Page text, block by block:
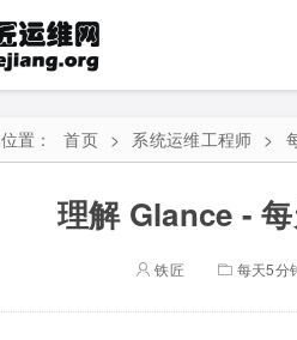
置： 首页 > 系统运维工程师 >
理解 Glance -
铁匠 每天5分